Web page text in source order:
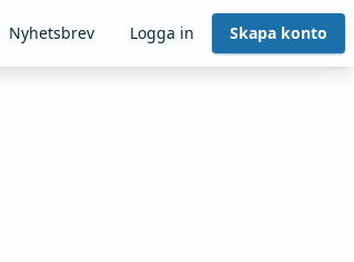
Nyhetsbrev Logga in Skapa konto